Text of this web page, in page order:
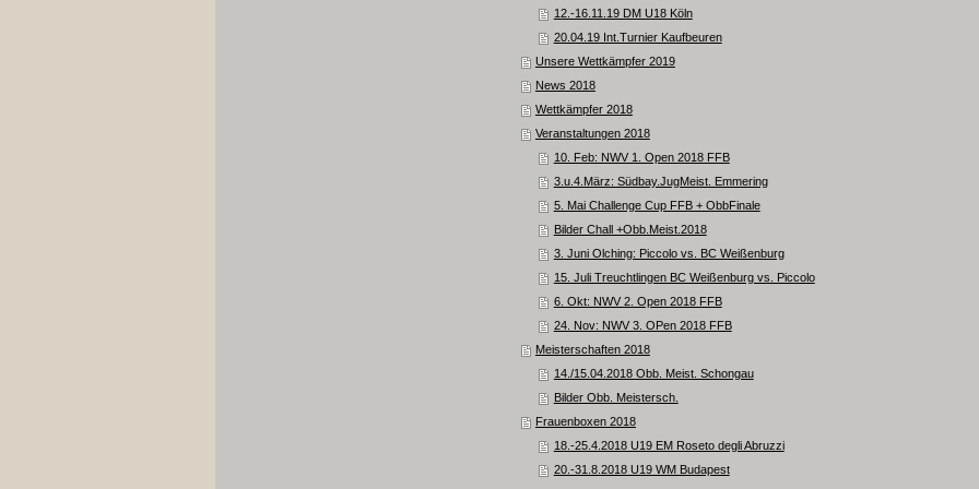
12.-16.11.19 DM U18 Köln
20.04.19 Int.Turnier Kaufbeuren
Unsere Wettkämpfer 2019
News 2018
Wettkämpfer 2018
Veranstaltungen 2018
10. Feb: NWV 1. Open 2018 FFB
3.u.4.März: Südbay.JugMeist. Emmering
5. Mai Challenge Cup FFB + ObbFinale
Bilder Chall +Obb.Meist.2018
3. Juni Olching: Piccolo vs. BC Weißenburg
15. Juli Treuchtlingen BC Weißenburg vs. Piccolo
6. Okt: NWV 2. Open 2018 FFB
24. Nov: NWV 3. OPen 2018 FFB
Meisterschaften 2018
14./15.04.2018 Obb. Meist. Schongau
Bilder Obb. Meistersch.
Frauenboxen 2018
18.-25.4.2018 U19 EM Roseto degli Abruzzi
20.-31.8.2018 U19 WM Budapest